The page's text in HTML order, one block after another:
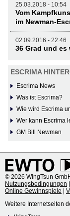
25.03.2018 - 10:54
Vom
im Newman-
02.09.2016 - 22:46
36 Grad und
ESCRIMA
Escrima News
Was ist Escrima?
Wie wird Escrima
Wer kann Escrima
GM Bill Newman
© 2026 WingTsun
Nutzungsbedingungen |
Online Gewinnspiele |
Weitere Internetseiten